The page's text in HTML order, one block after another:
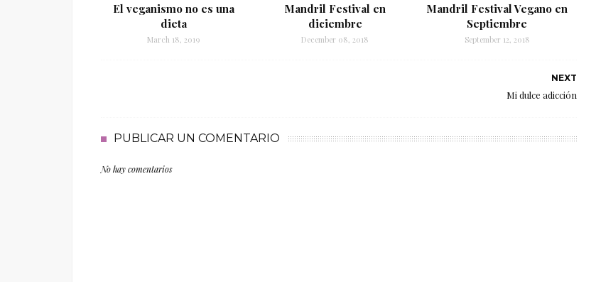
El veganismo no es una
dieta
March 18, 2019
Mandril Festival en
diciembre
December 08, 2018
Mandril Festival Vegano en
Septiembre
September 12, 2018
NEXT
Mi dulce adicción
PUBLICAR UN COMENTARIO
No hay comentarios